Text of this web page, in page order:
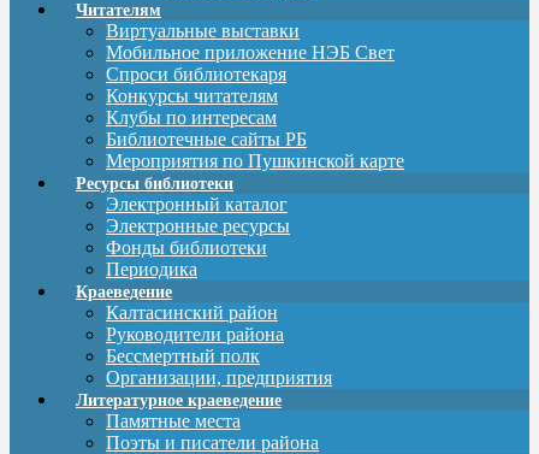
Читателям
Виртуальные выставки
Мобильное приложение НЭБ Свет
Спроси библиотекаря
Конкурсы читателям
Клубы по интересам
Библиотечные сайты РБ
Мероприятия по Пушкинской карте
Ресурсы библиотеки
Электронный каталог
Электронные ресурсы
Фонды библиотеки
Периодика
Краеведение
Калтасинский район
Руководители района
Бессмертный полк
Организации, предприятия
Литературное краеведение
Памятные места
Поэты и писатели района